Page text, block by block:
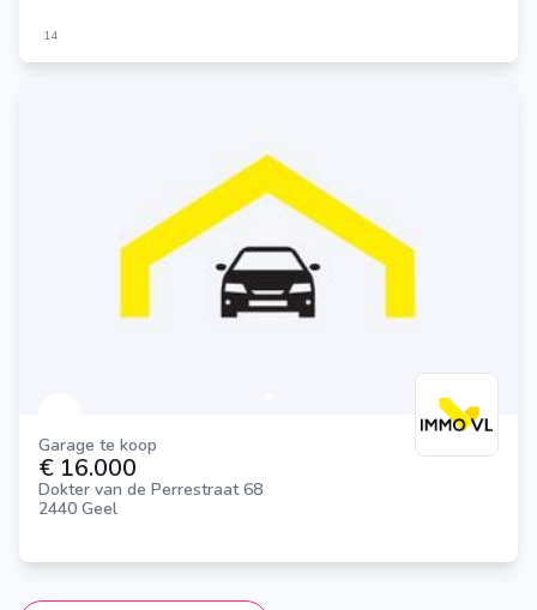
14
Garage te koop
€ 16.000
Dokter van de Perrestraat 68
2440 Geel